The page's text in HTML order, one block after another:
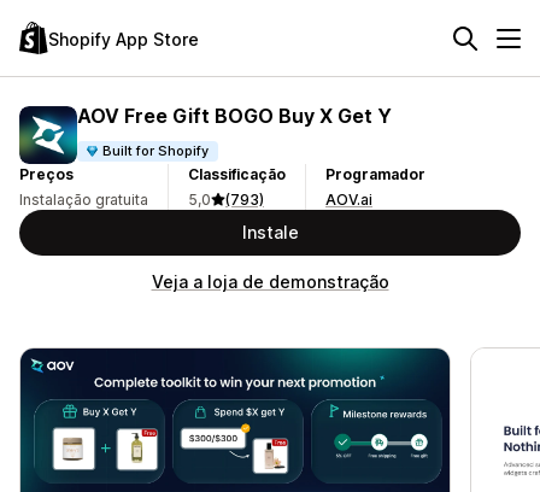
Shopify App Store
AOV Free Gift BOGO Buy X Get Y
Built for Shopify
Preços
Instalação gratuita
Classificação
5,0
(793)
Programador
AOV.ai
Instale
Veja a loja de demonstração